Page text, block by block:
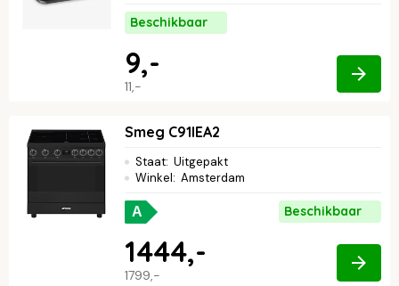
Beschikbaar
11,-
9,-
Smeg C91IEA2
Staat: Uitgepakt
Winkel: Amsterdam
A Beschikbaar
1799,-
1444,-